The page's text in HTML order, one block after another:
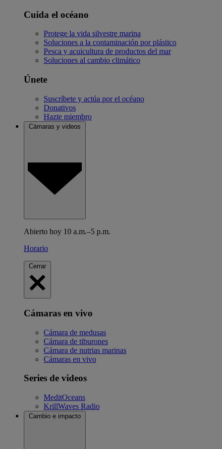
Cuida el océano
Protege la vida silvestre marina
Soluciones a la contaminación por plástico
Pesca y acuicultura de productos del mar
Soluciones al cambio climático
Únete
Suscríbete y actúa por el océano
Donativos
Hazte miembro
Cámaras y videos
Abierto hoy 10 a.m.–5 p.m.
Horario
Cerrar
Cámaras en vivo
Cámara de medusas
Cámara de tiburones
Cámara de nutrias marinas
Cámaras en vivo
Series de videos
MeditOceans
KrillWaves Radio
Cambio e impacto